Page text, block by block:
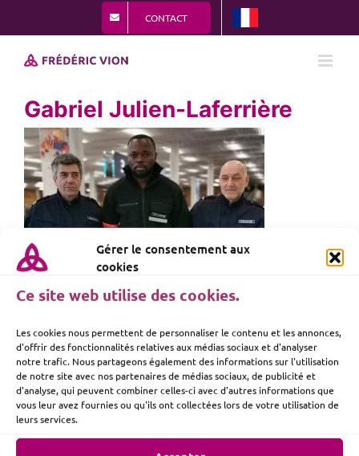
Gérer le consentement aux
cookies
Ce site web utilise des cookies.
Les cookies nous permettent de personnaliser le contenu et les annonces,
d'offrir des fonctionnalités relatives aux médias sociaux et d'analyser
notre trafic. Nous partageons également des informations sur l'utilisation
de notre site avec nos partenaires de médias sociaux, de publicité et
d'analyse, qui peuvent combiner celles-ci avec d'autres informations que
vous leur avez fournies ou qu'ils ont collectées lors de votre utilisation de
leurs services.
au
contenu
CONTACT
Gabriel Julien-Laferrière
ME SUIVRE